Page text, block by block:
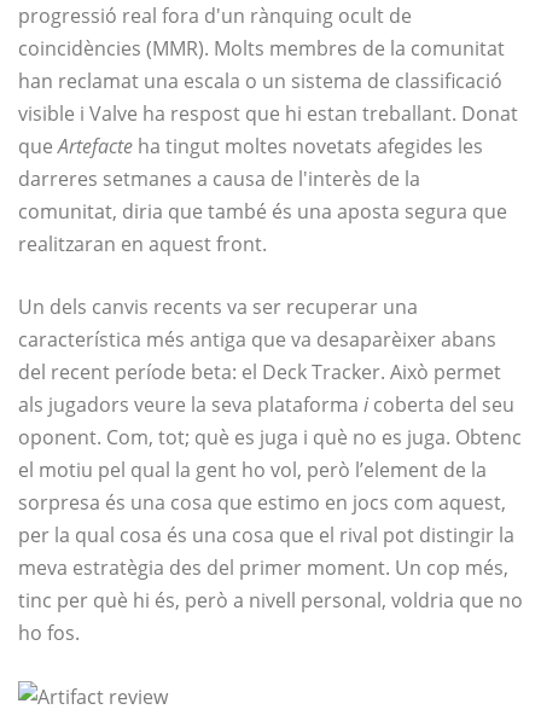
progressió real fora d'un rànquing ocult de
coincidències (MMR). Molts membres de la comunitat
han reclamat una escala o un sistema de classificació
visible i Valve ha respost que hi estan treballant. Donat
queArtefacte ha tingut moltes novetats afegides les
darreres setmanes a causa de l'interès de la
comunitat, diria que també és una aposta segura que
realitzaran en aquest front.
Un dels canvis recents va ser recuperar una
característica més antiga que va desaparèixer abans
del recent període beta: el Deck Tracker. Això permet
als jugadors veure la seva plataforma i coberta del seu
oponent. Com, tot; què es juga i què no es juga. Obtenc
el motiu pel qual la gent ho vol, però l’element de la
sorpresa és una cosa que estimo en jocs com aquest,
per la qual cosa és una cosa que el rival pot distingir la
meva estratègia des del primer moment. Un cop més,
tinc per què hi és, però a nivell personal, voldria que no
ho fos.